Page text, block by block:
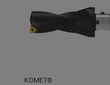
KOMET®